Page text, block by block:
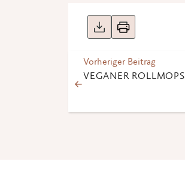
Vorheriger Beitrag
VEGANER ROLLMOPS